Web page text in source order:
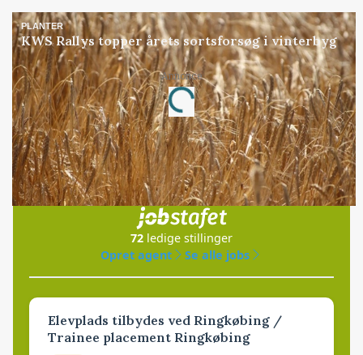
PLANTER
KWS Rallys topper årets sortsforsøg i vinterbyg
Annonce
Loading...
Jobs
i samarbejde med
72 ledige stillinger
Opret agent
Se alle jobs
Elevplads tilbydes ved Ringkøbing /
Trainee placement Ringkøbing